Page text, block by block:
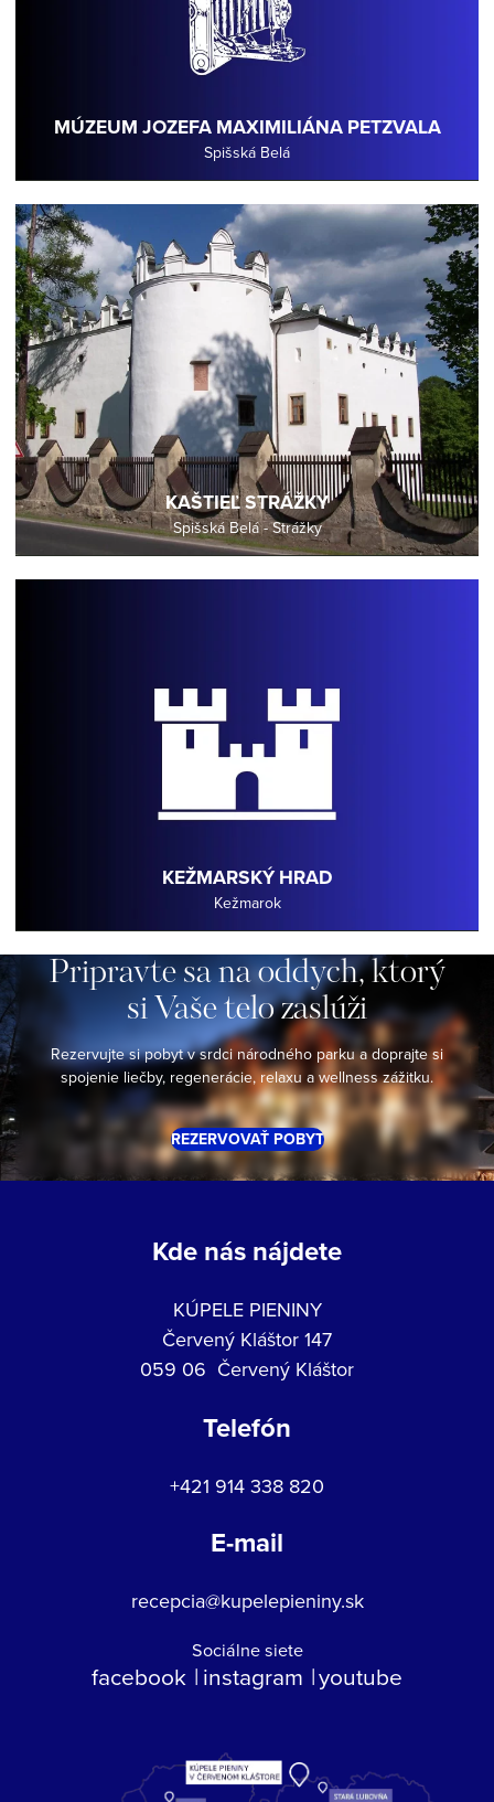
MÚZEUM JOZEFA MAXIMILIÁNA PETZVALA
Spišská Belá
KAŠTIEĽ STRÁŽKY
Spišská Belá - Strážky
KEŽMARSKÝ HRAD
Kežmarok
Pripravtesanaoddych,ktorý
siVašetelozaslúži
Rezervujte si pobyt v srdci národného parku a doprajte si
spojenie liečby, regenerácie, relaxu a wellness zážitku.
REZERVOVAŤ POBYT
Kde nás nájdete
KÚPELE PIENINY
Červený Kláštor 147
059 06 Červený Kláštor
Telefón
+421 914 338 820
E-mail
recepcia@kupelepieniny.sk
Sociálne siete
facebook instagram youtube